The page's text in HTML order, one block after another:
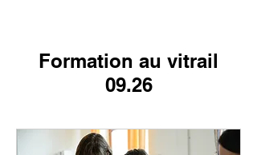
Formation au vitrail
09.26